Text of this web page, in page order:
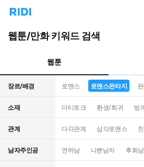
리
홈
으
턴
트
웹툰/만화 키워드 검색
웹툰
장르/배경 로맨스 로맨스판타지
소재 더티토크 환생/회귀 빙
관계 다각관계 삼각로맨스
남자주인공 연하남 나쁜남자 후회남